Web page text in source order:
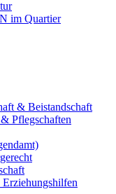
im Quartier
& Beistandschaft
Pflegschaften